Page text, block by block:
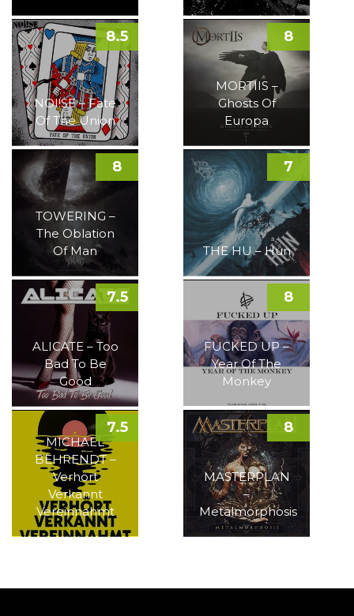
NOI!SE – Fate
Of The Union
8.5
MORTIIS –
Ghosts Of
Europa
8
TOWERING –
The Oblation
Of Man
8
THE HU – Hun
7
ALICATE – Too
Bad To Be
Good
7.5
FUCKED UP –
Year Of The
Monkey
8
MICHAEL
BEHRENDT –
Verhört
Verkannt
Vereinnahmt
7.5
MASTERPLAN
–
Metalmorphosis
8